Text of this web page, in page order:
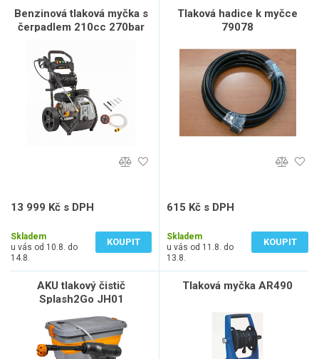
Benzinová tlaková myčka s
čerpadlem 210cc 270bar
13 999 Kč s DPH
Skladem
u vás od 10.8. do
14.8.
KOUPIT
Tlaková hadice k myčce
79078
615 Kč s DPH
Skladem
u vás od 11.8. do
13.8.
KOUPIT
AKU tlakový čistič
Splash2Go JH01
Tlaková myčka AR490